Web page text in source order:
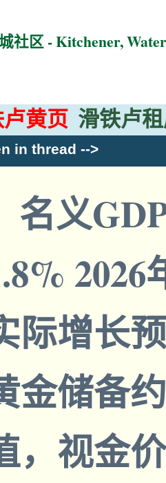
社区 - Kitchener,
黄页 滑铁卢
in thread -->
名义
2026
际增长
金储备
，视金